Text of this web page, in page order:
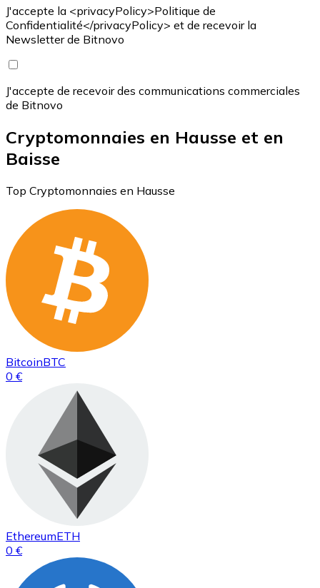
J'accepte la <privacyPolicy>Politique de
Confidentialité</privacyPolicy> et de recevoir la
Newsletter de Bitnovo
J'accepte de recevoir des communications commerciales
de Bitnovo
Cryptomonnaies en Hausse et en
Baisse
Top Cryptomonnaies en Hausse
BitcoinBTC
0 €
EthereumETH
0 €